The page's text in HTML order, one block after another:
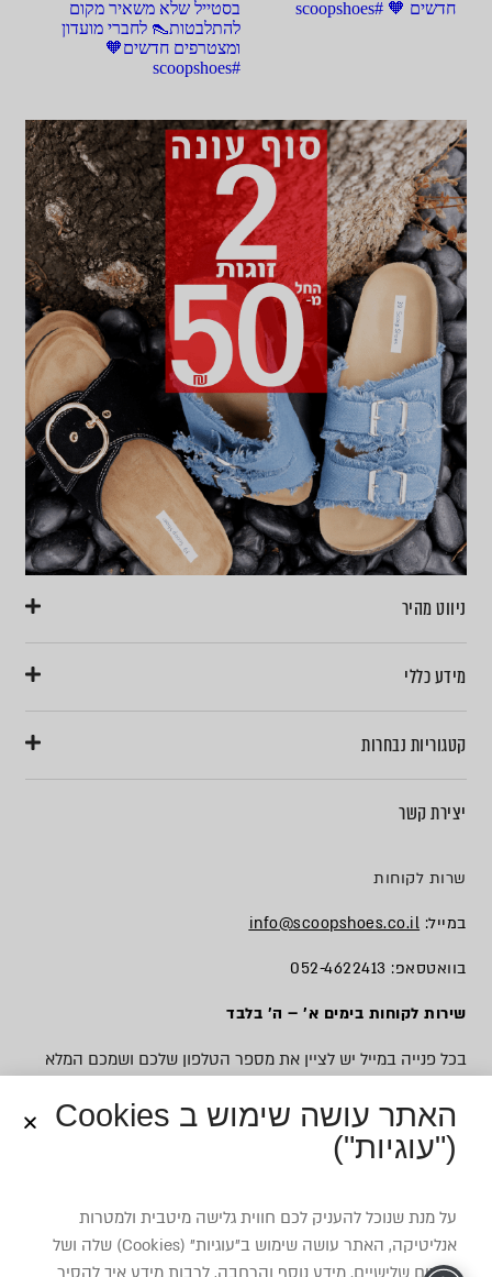
ניווט מהיר
מידע כללי
קטגוריות נבחרות
יצירת קשר
שרות לקוחות
במייל: info@scoopshoes.co.il
בוואטסאפ: 052-4622413
שירות לקוחות בימים א׳ – ה׳ בלבד
בכל פנייה במייל יש לציין את מספר הטלפון שלכם ושמכם המלא
האתר עושה שימוש ב Cookies
("עוגיות")
על מנת שנוכל להעניק לכם חווית גלישה מיטבית ולמטרות
אנליטיקה, האתר עושה שימוש ב”עוגיות” (Cookies) שלה ושל
צדדים שלישיים. מידע נוסף והרחבה, לרבות מידע איך להסיר